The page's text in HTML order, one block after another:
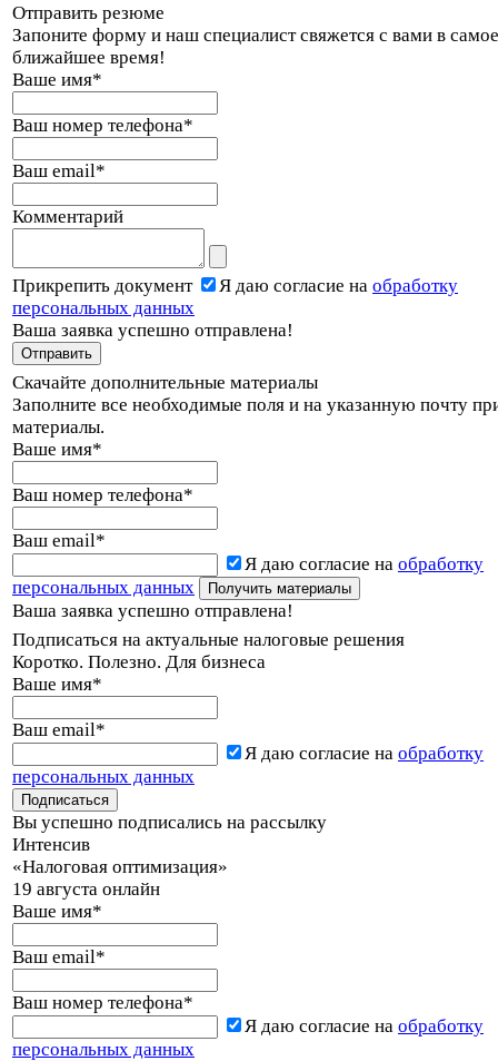
Отправить резюме
Запоните форму и наш специалист свяжется с вами в самое
ближайшее время!
Ваше имя*
Ваш номер телефона*
Ваш email*
Комментарий
Прикрепить документ Я даю согласие на обработку
персональных данных
Ваша заявка успешно отправлена!
Скачайте дополнительные материалы
Заполните все необходимые поля и на указанную почту
материалы.
Ваше имя*
Ваш номер телефона*
Ваш email*
Я даю согласие на обработку
персональных данных
Ваша заявка успешно отправлена!
Подписаться на актуальные налоговые решения
Коротко. Полезно. Для бизнеса
Ваше имя*
Ваш email*
Я даю согласие на обработку
персональных данных
Вы успешно подписались на рассылку
Интенсив
«Налоговая оптимизация»
19 августа онлайн
Ваше имя*
Ваш email*
Ваш номер телефона*
Я даю согласие на обработку
персональных данных